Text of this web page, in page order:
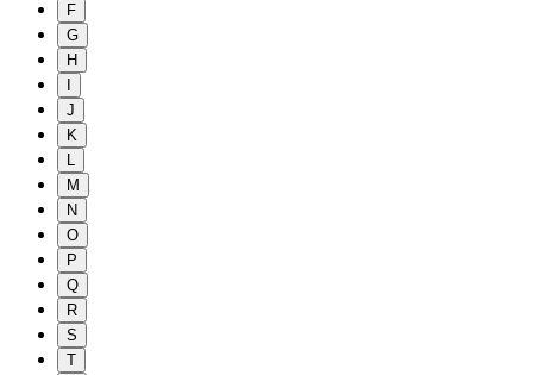
F
G
H
J
K
L
M
N
O
P
Q
R
S
T